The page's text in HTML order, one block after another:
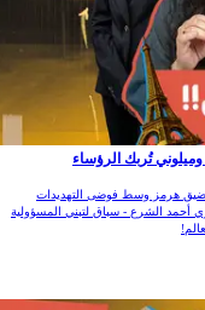
تُربك الرؤساء
هرمز وسط فوضى التهديدات
الشرع - سباق لتبني المسؤولية